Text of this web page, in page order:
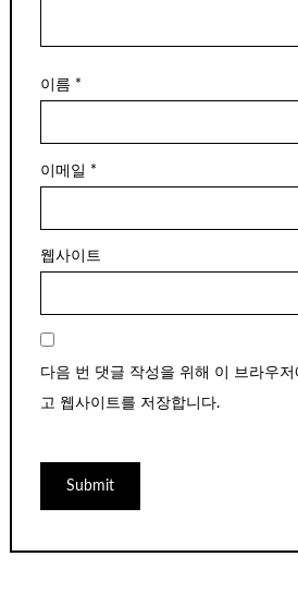
이름 *
이메일 *
웹사이트
다음 번 댓글 작성을 위해 이 브라우저
고 웹사이트를 저장합니다.